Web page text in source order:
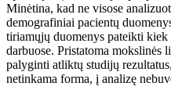
Minėtina, kad ne visose
demografiniai pacientų
tiriamųjų duomenys pateikti
darbuose. Pristatoma mokslinės
palyginti atliktų studijų
netinkama forma, į analizę